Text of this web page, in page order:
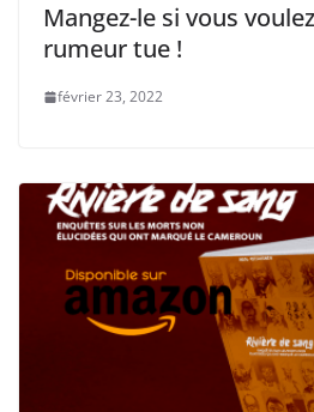
Mangez-le si vous
rumeur tue !
février 23, 2022